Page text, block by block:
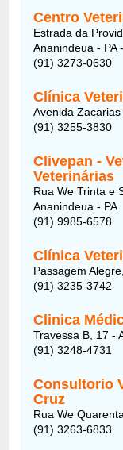
Centro
Estrada da
Ananindeua - PA
(91) 3273-0630
Clínica
Avenida
(91) 3255-3830
Clivepan -
Veterinárias
Rua We Trinta e
Ananindeua - PA
(91) 9985-6578
Clínica
Passagem
(91) 3235-3742
Clinica
Travessa B, 17 -
(91) 3248-4731
Consultorio
Cruz
Rua We
(91) 3263-6833